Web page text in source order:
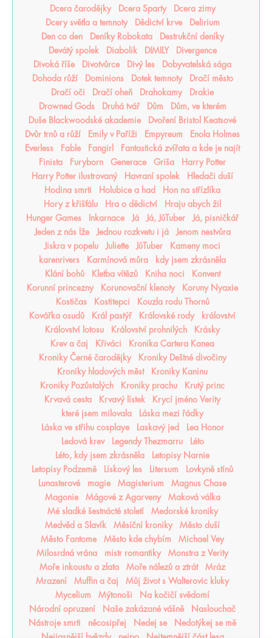
Dcera čarodějky
Dcera Sparty
Dcera zimy
Dcery světla a temnoty
Dědictví krve
Delirium
Den co den
Deníky Robokata
Destrukční deníky
Devátý spolek
Diabolik DIMILY
Divergence
Divoká říše
Divotvůrce Divý les
Dobyvatelská sága
Dohoda růží
Dominions Dotek temnoty
Dračí město
Dračí oči
Dračí oheň Drahokamy
Drakie
Drowned Gods
Druhá tvář Dům
Dům, ve kterém
Duše Blackwoodské akademie
Dvoření Bristol Keatsové
Dvůr trnů a růží
Emily v Paříži Empyreum
Enola Holmes
Everless
Fable Fangirl
Fantastická zvířata a kde je najít
Finista
Furyborn Generace Griša
Harry Potter
Harry Potter ilustrovaný
Havraní spolek
Hledači duší
Hodina smrti
Holubice a had
Hon na střízlíka
Hory z křišťálu
Hra o dědictví
Hraju abych žil
Hunger Games
Inkarnace Já Já, JůTuber
Já, pisničkář
Jeden z nás lže
Jednou rozkvetu i já
Jenom nestvůra
Jiskra v popelu
Juliette JůTuber
Kameny moci
karenrivers
Karmínová můra
kdy jsem zkrásněla
Klání bohů
Kletba vítězů Kniha noci
Konvent
Korunní princezny
Korunovační klenoty
Koruny Nyaxie
Kostičas
Kostitepci
Kouzla rodu Thornů
Kovářka osudů
Král pastýř Královské rody
království
Království lotosu
Království prohnilých
Krásky
Krev a čaj
Křiváci
Kronika Cartera Kanea
Kroniky Černé čarodějky
Kroniky Deštné divočiny
Kroniky hladových měst
Kroniky Kaninu
Kroniky Pozůstalých
Kroniky prachu
Krutý princ
Krvavá cesta
Krvavý lístek
Krycí jméno Verity
které jsem milovala
Láska mezi řádky
Láska ve střihu cosplaye
Laskavý jed
Lea Honor
Ledová krev
Legendy Thezmarru
Léto
Léto, kdy jsem zkrásněla
Letopisy Narnie
Letopisy Podzemě
Lískový les Litersum
Lovkyně stínů
Lunasterové
magie Magisterium
Magnus Chase
Magonie
Mágové z Agarveny
Maková válka
Mé sladké šestnácté století
Medorské kroniky
Medvěd a Slavík
Měsíční kroniky
Město duší
Město Fantome
Město kde chybím
Michael Vey
Milosrdná vrána
mistr romantiky
Monstra z Verity
Moře inkoustu a zlata
Moře nálezů a ztrát
Mráz
Mrazení
Muffin a čaj
Můj život s Walterovic kluky
Mycelium
Mýtonoši
Na kočičí svědomí
Národní opruzení
Naše zakázané vášně
Naslouchač
Nástroje smrti
něcosipřej Nedej se
Nedotýkej se mě